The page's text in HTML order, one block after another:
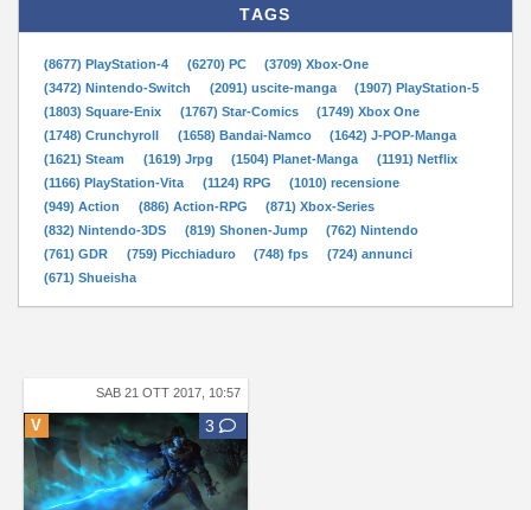
TAGS
(8677) PlayStation-4 (6270) PC
(3709) Xbox-One
(3472) Nintendo-Switch
(2091) uscite-manga
(1907) PlayStation-5
(1803) Square-Enix
(1767) Star-Comics
(1749) Xbox One
(1748) Crunchyroll
(1658) Bandai-Namco
(1642) J-POP-Manga
(1621) Steam
(1619) Jrpg (1504) Planet-Manga
(1191) Netflix
(1166) PlayStation-Vita
(1124) RPG
(1010) recensione
(949) Action
(886) Action-RPG
(871) Xbox-Series
(832) Nintendo-3DS
(819) Shonen-Jump
(762) Nintendo
(761) GDR
(759) Picchiaduro (748) fps
(724) annunci
(671) Shueisha
SAB 21 OTT 2017, 10:57
V 3